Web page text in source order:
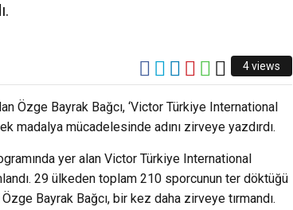
4 views
Özge Bayrak Bağcı, ‘Victor Türkiye International
madalya mücadelesinde adını zirveye yazdırdı.
yer alan Victor Türkiye International
29 ülkeden toplam 210 sporcunun ter döktüğü
Bayrak Bağcı, bir kez daha zirveye tırmandı.